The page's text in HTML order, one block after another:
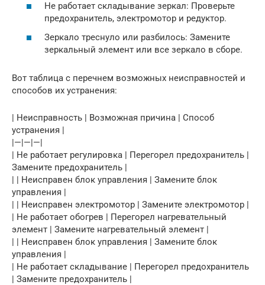
Не работает складывание зеркал: Проверьте
предохранитель, электромотор и редуктор.
Зеркало треснуло или разбилось: Замените
зеркальный элемент или все зеркало в сборе.
Вот таблица с перечнем возможных неисправностей и
способов их устранения:
| Неисправность | Возможная причина | Способ
устранения |
|—|—|—|
| Не работает регулировка | Перегорел предохранитель |
Замените предохранитель |
| | Неисправен блок управления | Замените блок
управления |
| | Неисправен электромотор | Замените электромотор |
| Не работает обогрев | Перегорел нагревательный
элемент | Замените нагревательный элемент |
| | Неисправен блок управления | Замените блок
управления |
| Не работает складывание | Перегорел предохранитель
| Замените предохранитель |